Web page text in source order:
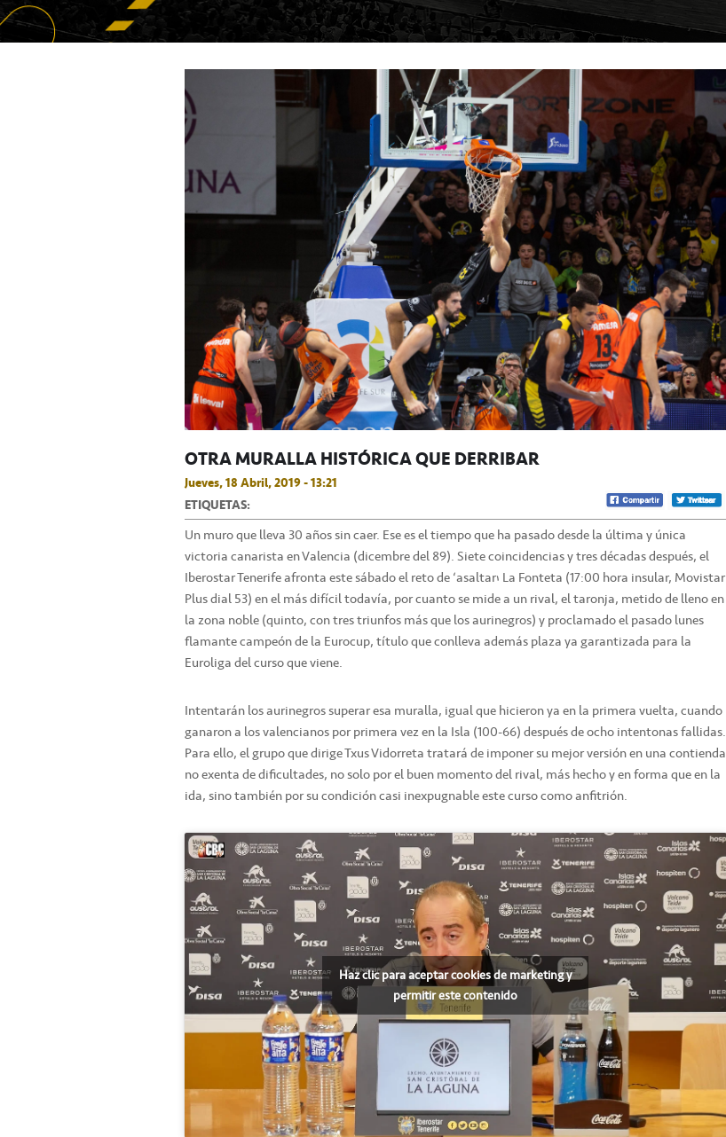
OTRA MURALLA HISTÓRICA QUE DERRIBAR
Jueves, 18 Abril, 2019 - 13:21
ETIQUETAS:
Un muro que lleva 30 años sin caer. Ese es el tiempo que ha pasado desde la última y única
victoria canarista en Valencia (dicembre del 89). Siete coincidencias y tres décadas después, el
Iberostar Tenerife afronta este sábado el reto de ‘asaltar’ La Fonteta (17:00 hora insular, Movistar
Plus dial 53) en el más difícil todavía, por cuanto se mide a un rival, el taronja, metido de lleno en
la zona noble (quinto, con tres triunfos más que los aurinegros) y proclamado el pasado lunes
flamante campeón de la Eurocup, título que conlleva además plaza ya garantizada para la
Euroliga del curso que viene.
Intentarán los aurinegros superar esa muralla, igual que hicieron ya en la primera vuelta, cuando
ganaron a los valencianos por primera vez en la Isla (100-66) después de ocho intentonas fallidas.
Para ello, el grupo que dirige Txus Vidorreta tratará de imponer su mejor versión en una contienda
no exenta de dificultades, no solo por el buen momento del rival, más hecho y en forma que en la
ida, sino también por su condición casi inexpugnable este curso como anfitrión.
Haz clic para aceptar cookies de marketing y
permitir este contenido